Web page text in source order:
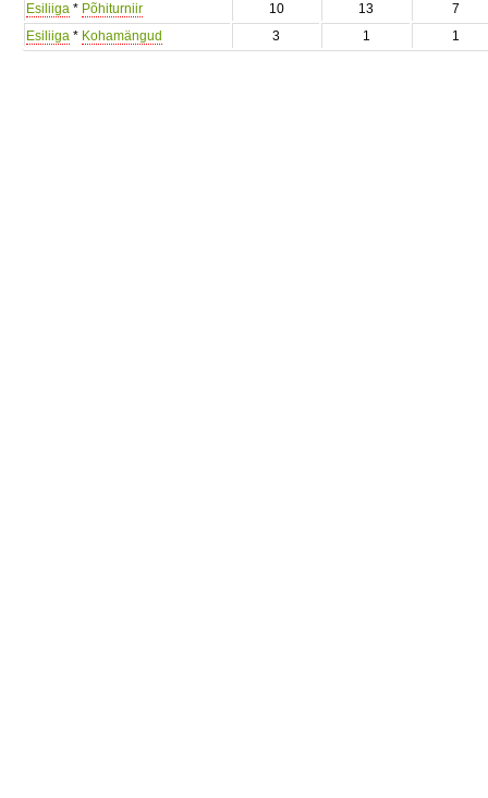
Esiliiga * Põhiturniir 10 13
7
Esiliiga * Kohamängud 3 1 1